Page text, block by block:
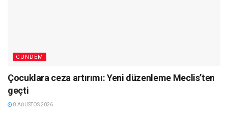
GÜNDEM
Çocuklara ceza artırımı: Yeni düzenleme Meclis’ten
geçti
8 AĞUSTOS 2026